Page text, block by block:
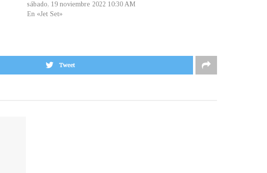
sábado, 19 noviembre 2022 10:30 AM
En «Jet Set»
Tweet